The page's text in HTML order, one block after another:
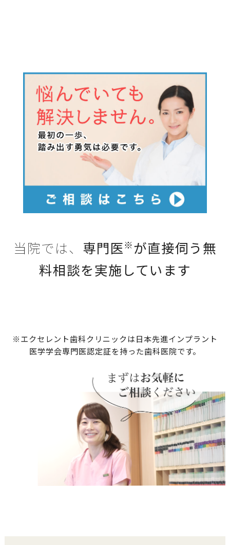
当院では、 専門医※が直接伺う無
料相談を実施しています
※エクセレント歯科クリニックは日本先進インプラント
医学学会専門医認定証を持った歯科医院です。